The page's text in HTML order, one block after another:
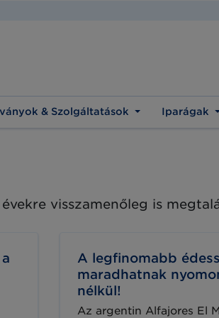
& Szolgáltatások Iparágak
visszamenőleg is
A legfinomabb
maradhatnak
nélkül!
Az argentin Alfajores El